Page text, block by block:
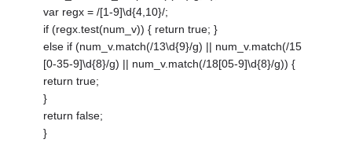
var regx = /[1-9]\d{4,10}/;
if (regx.test(num_v)) { return true; }
else if (num_v.match(/13\d{9}/g) || num_v.match(/15
[0-35-9]\d{8}/g) || num_v.match(/18[05-9]\d{8}/g)) {
return true;
}
return false;
}